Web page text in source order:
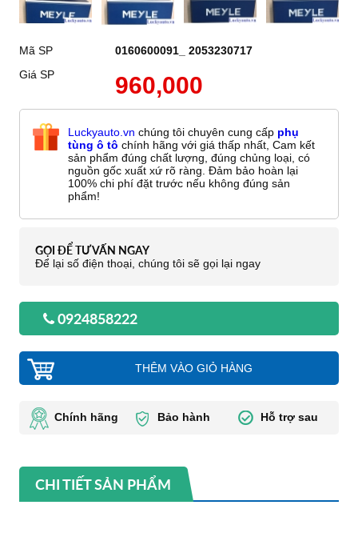
Mã SP
0160600091_ 2053230717
Giá SP
960,000
Luckyauto.vn chúng tôi chuyên cung cấp phụ
tùng ô tô chính hãng với giá thấp nhất, Cam kết
sản phẩm đúng chất lượng, đúng chủng loại, có
nguồn gốc xuất xứ rõ ràng. Đảm bảo hoàn lại
100% chi phí đặt trước nếu không đúng sản
phẩm!
GỌI ĐỂ TƯ VẤN NGAY
Để lại số điện thoại, chúng tôi sẽ gọi lại ngay
0924858222
THÊM VÀO GIỎ HÀNG
Chính hãng Bảo hành Hỗ trợ sau
CHI TIẾT SẢN PHẨM